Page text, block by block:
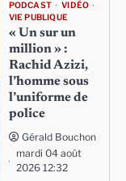
PODCAST
VIDÉO
VIE PUBLIQUE
« Un sur un
million » :
Rachid Azizi,
l’homme sous
l’uniforme de
police
Gérald Bouchon
mardi 04 août
2026 12:32